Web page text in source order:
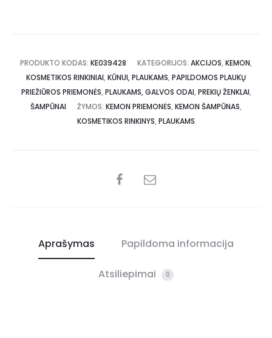
PRODUKTO KODAS: KE039428 KATEGORIJOS: AKCIJOS, KEMON,
KOSMETIKOS RINKINIAI, KŪNUI, PLAUKAMS, PAPILDOMOS PLAUKŲ
PRIEŽIŪROS PRIEMONĖS, PLAUKAMS, GALVOS ODAI, PREKIŲ ŽENKLAI,
ŠAMPŪNAI
ŽYMOS: KEMON PRIEMONĖS, KEMON ŠAMPŪNAS,
KOSMETIKOS RINKINYS, PLAUKAMS
Aprašymas Papildoma informacija
Atsiliepimai 0